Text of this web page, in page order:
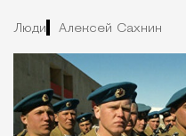
Люди Алексей Сахнин